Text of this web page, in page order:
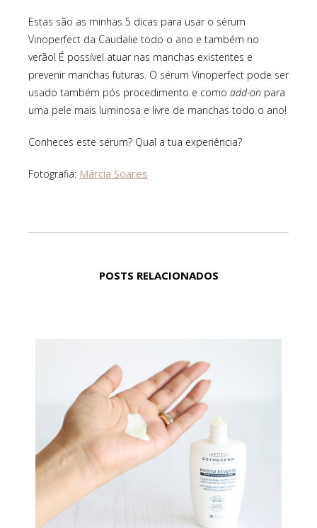
Estas são as minhas 5 dicas para usar o sérum
Vinoperfect da Caudalie todo o ano e também no
verão! É possível atuar nas manchas existentes e
prevenir manchas futuras. O sérum Vinoperfect pode ser
usado também pós procedimento e como add-on para
uma pele mais luminosa e livre de manchas todo o ano!
Conheces este sérum? Qual a tua experiência?
Fotografia: Márcia Soares
POSTS RELACIONADOS